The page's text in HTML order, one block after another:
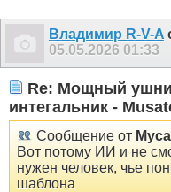
Владимир R-V-A
05.05.2026 01:33
Re: Мощный
интегальник -
Сообщение от
Вот потому ИИ и не
нужен человек, чье
шаблона